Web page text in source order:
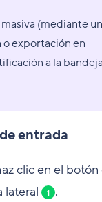
(mediante
exportación en
a la
entrada
clic en el botón
lateral 1 .